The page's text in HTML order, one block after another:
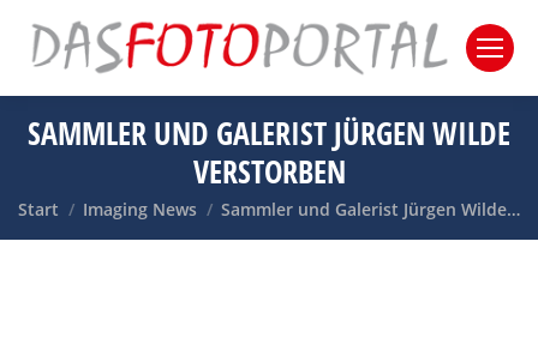
SAMMLER UND GALERIST JÜRGEN WILDE
VERSTORBEN
Sie befinden sich hier:
Start Imaging News Sammler und Galerist Jürgen Wilde…